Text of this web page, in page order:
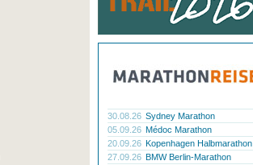
30.08.26 Sydney Marathon
05.09.26 Médoc Marathon
20.09.26 Kopenhagen Halbmarathon
27.09.26 BMW Berlin-Marathon